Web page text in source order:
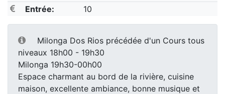
Entrée:
10
Milonga Dos Rios précédée d'un Cours tous
niveaux 18h00 - 19h30
Milonga 19h30-00h00
Espace charmant au bord de la rivière, cuisine
maison, excellente ambiance, bonne musique et